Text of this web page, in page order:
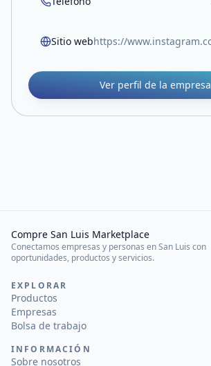
Sitio web
Ver perfil de la empresa
Compre San Luis Marketplace
Conectamos empresas y personas en San Luis con
oportunidades, productos y servicios.
EXPLORAR
Productos
Empresas
Bolsa de trabajo
INFORMACIÓN
Sobre nosotros